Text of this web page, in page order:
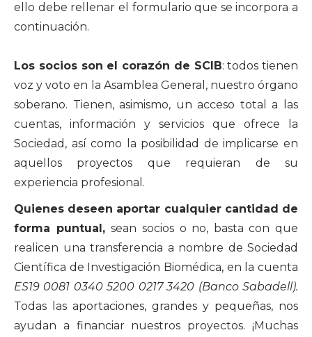
ello debe rellenar el formulario que se incorpora a
continuación.
Los socios son el corazón de SCIB: todos tienen
voz y voto en la Asamblea General, nuestro órgano
soberano. Tienen, asimismo, un acceso total a las
cuentas, información y servicios que ofrece la
Sociedad, así como la posibilidad de implicarse en
aquellos proyectos que requieran de su
experiencia profesional.
Quienes deseen aportar cualquier cantidad de
forma puntual,sean socios o no, basta con que
realicen una transferencia a nombre de Sociedad
Científica de Investigación Biomédica, en la cuenta
ES19 0081 0340 5200 0217 3420 (Banco Sabadell).
Todas las aportaciones, grandes y pequeñas, nos
ayudan a financiar nuestros proyectos. ¡Muchas